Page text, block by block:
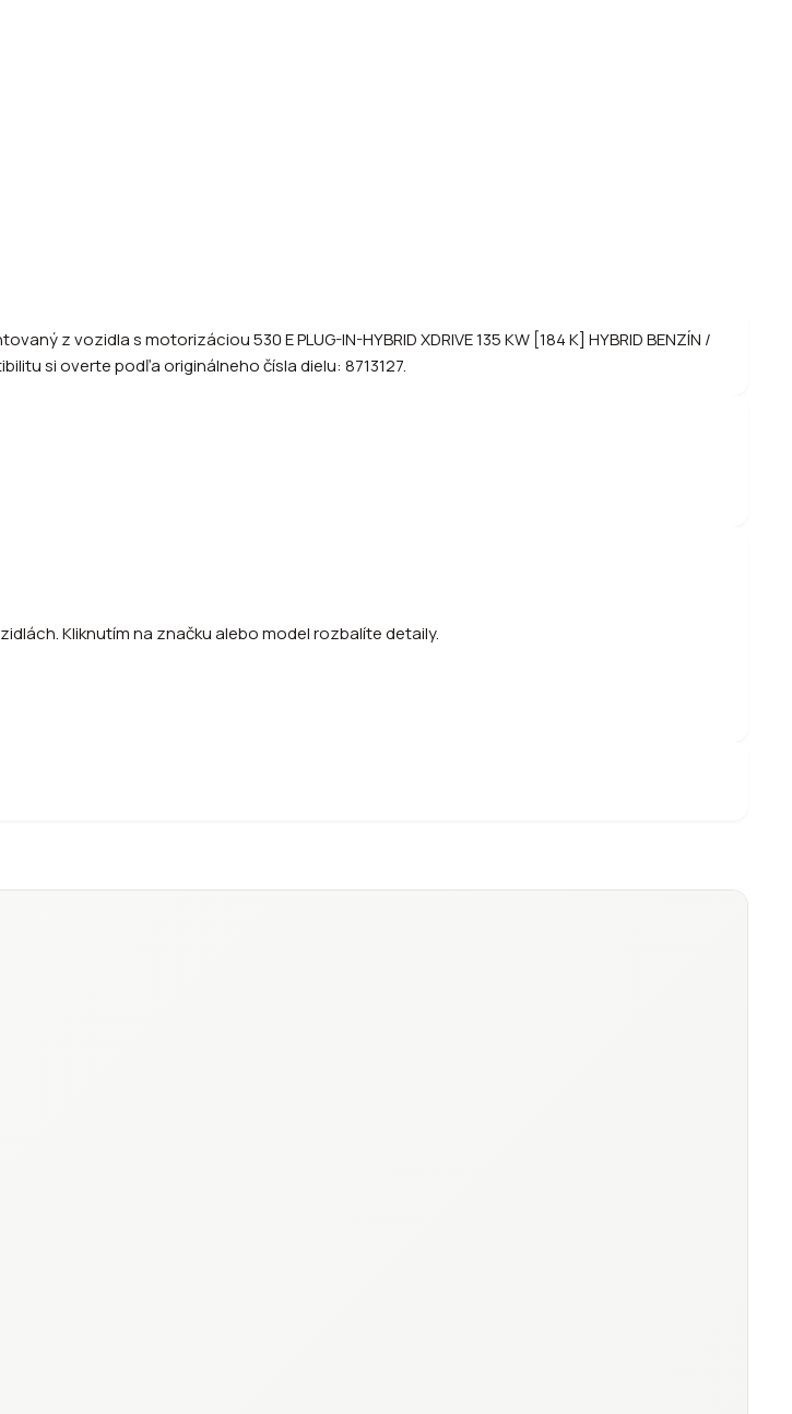
z vozidla s motorizáciou 530 E PLUG-IN-HYBRID XDRIVE 135 KW [184 K] HYBRID BENZÍN /
si overte podľa originálneho čísla dielu: 8713127.
Kliknutím na značku alebo model rozbalíte detaily.